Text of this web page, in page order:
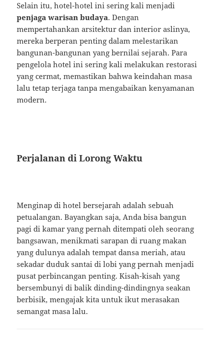
Selain itu, hotel-hotel ini sering kali menjadi
penjaga warisan budaya. Dengan
mempertahankan arsitektur dan interior aslinya,
mereka berperan penting dalam melestarikan
bangunan-bangunan yang bernilai sejarah. Para
pengelola hotel ini sering kali melakukan restorasi
yang cermat, memastikan bahwa keindahan masa
lalu tetap terjaga tanpa mengabaikan kenyamanan
modern.
Perjalanan di Lorong Waktu
Menginap di hotel bersejarah adalah sebuah
petualangan. Bayangkan saja, Anda bisa bangun
pagi di kamar yang pernah ditempati oleh seorang
bangsawan, menikmati sarapan di ruang makan
yang dulunya adalah tempat dansa meriah, atau
sekadar duduk santai di lobi yang pernah menjadi
pusat perbincangan penting. Kisah-kisah yang
bersembunyi di balik dinding-dindingnya seakan
berbisik, mengajak kita untuk ikut merasakan
semangat masa lalu.